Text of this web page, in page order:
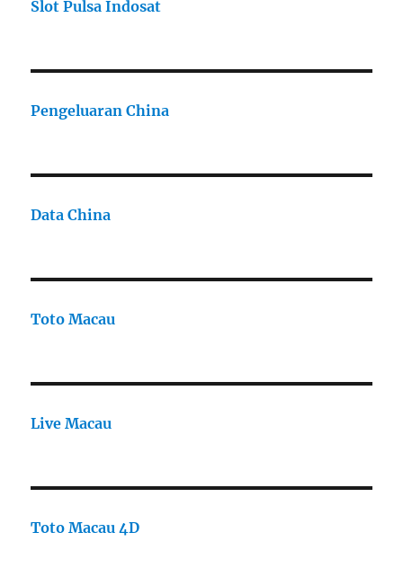
Slot Pulsa Indosat
Pengeluaran China
Data China
Toto Macau
Live Macau
Toto Macau 4D